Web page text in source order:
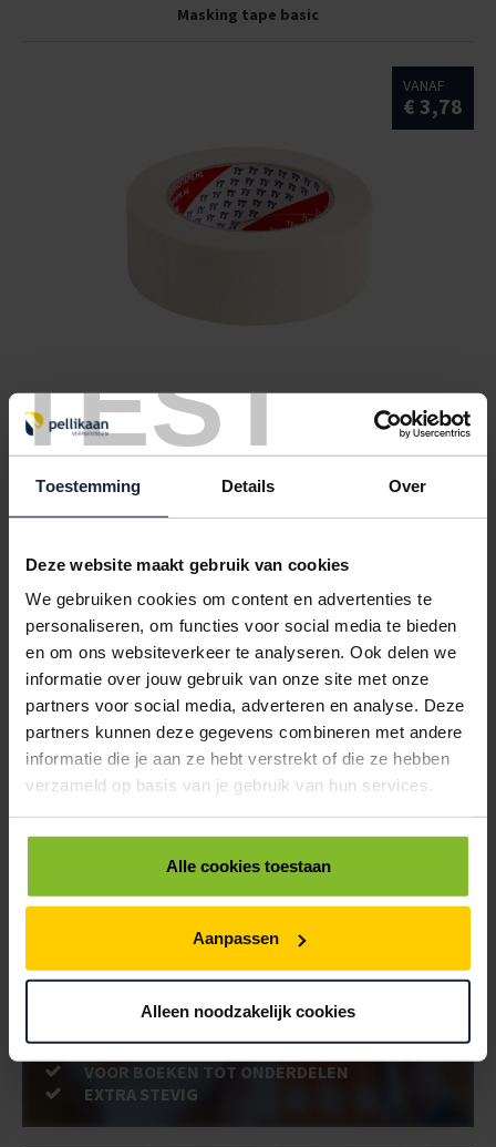
TEST
Toestemming Details Over
Deze website maakt gebruik van cookies
We gebruiken cookies om content en advertenties te
personaliseren, om functies voor social media te bieden
en om ons websiteverkeer te analyseren. Ook delen we
informatie over jouw gebruik van onze site met onze
partners voor social media, adverteren en analyse. Deze
partners kunnen deze gegevens combineren met andere
informatie die je aan ze hebt verstrekt of die ze hebben
verzameld op basis van je gebruik van hun services.
Alle cookies toestaan
Aanpassen
Alleen noodzakelijk cookies
Masking tape basic
Masking tape top
VANAF
€ 3,78
POSTDOOS BEDRUKKEN
Voor een veilige verzending
VOOR BOEKEN TOT ONDERDELEN
EXTRA STEVIG
BRIEVENBUSDOOS
BEDRUKKEN
Post stevig verpakt
VOOR BOEKEN TOT ONDERDELEN
DOOS BEDRUKKEN
Met logo of full-colour
VOOR BOEKEN TOT ONDERDELEN
EXTRA STEVIG